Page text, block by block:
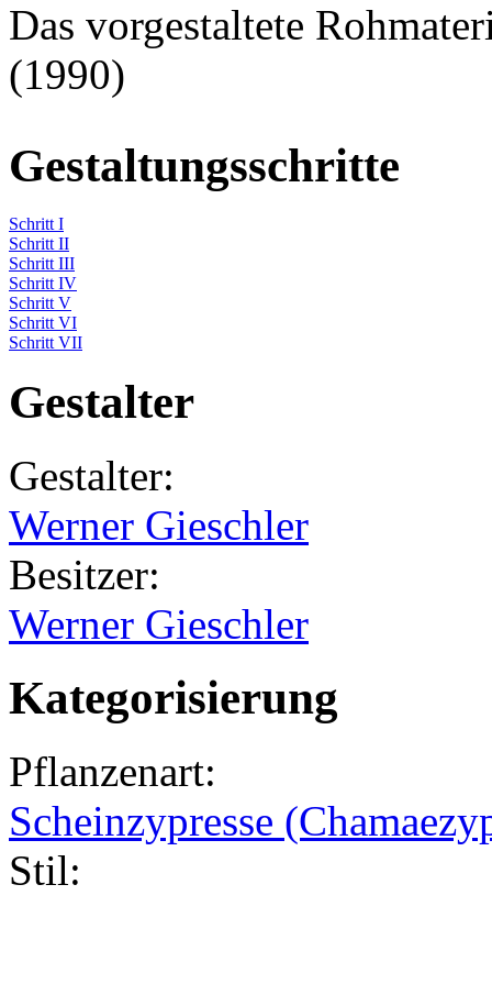
Das vorgestaltete
(1990)
Gestaltungsschritte
Schritt I
Schritt II
Schritt III
Schritt IV
Schritt V
Schritt VI
Schritt VII
Gestalter
Gestalter:
Werner Gieschler
Besitzer:
Werner Gieschler
Kategorisierung
Pflanzenart:
Scheinzypresse
Stil: